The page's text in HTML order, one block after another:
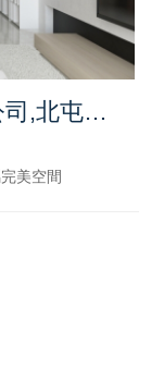
,北屯室
美空間